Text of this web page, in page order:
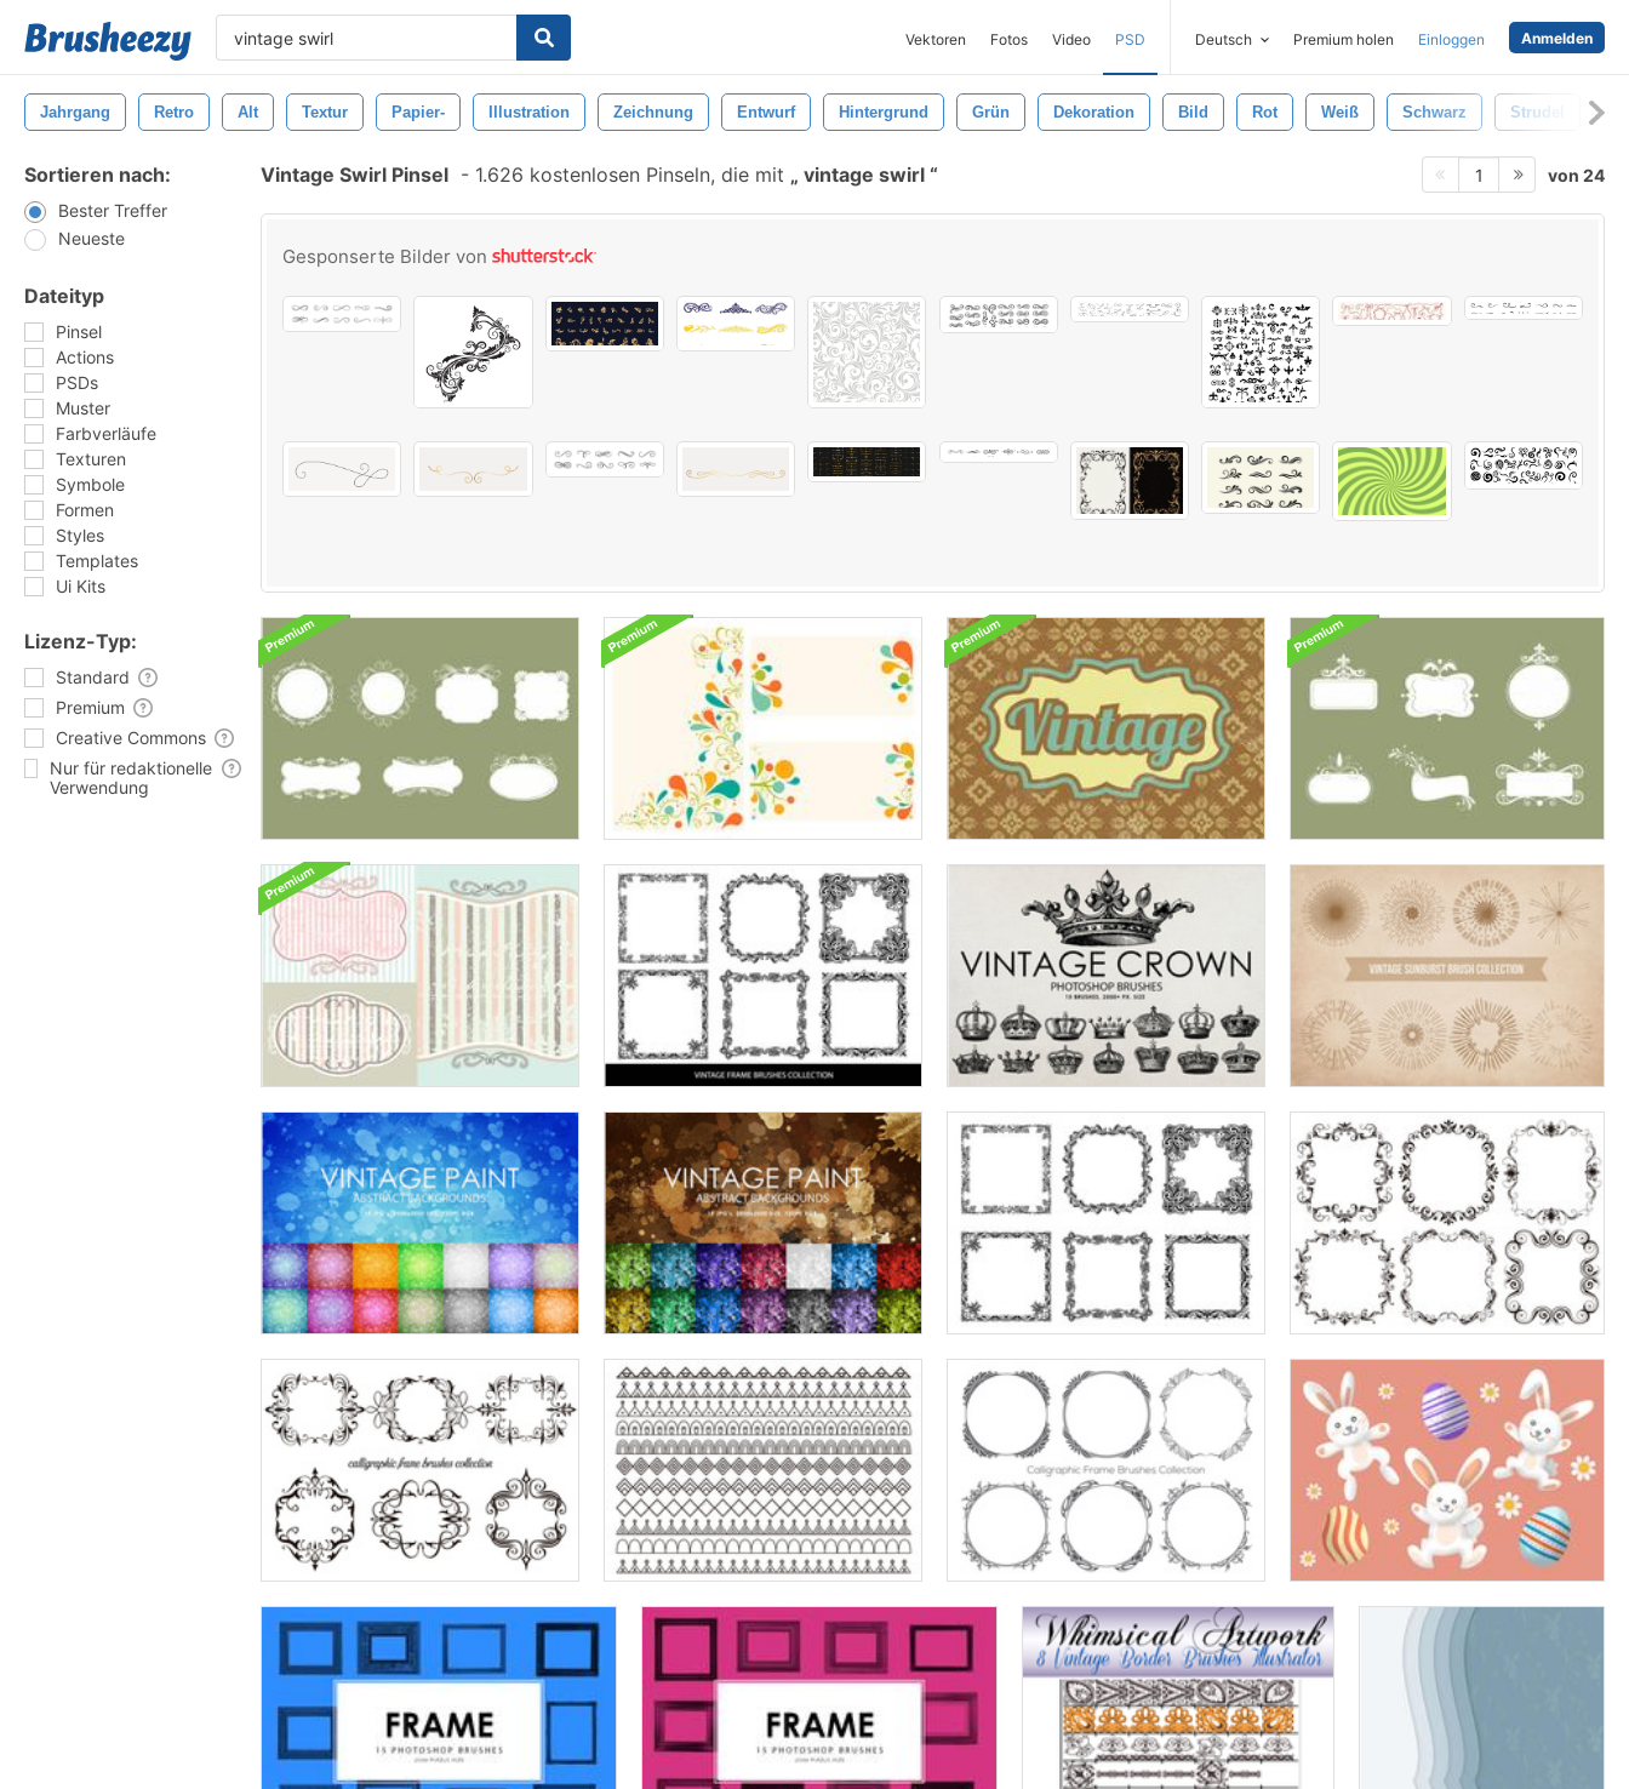
Vektoren Fotos Video PSD Deutsch Premium holen Einloggen Anmelden
Jahrgang Retro Alt Textur Papier- Illustration Zeichnung Entwurf Hintergrund Grün Dekoration Bild Rot Weiß Schwarz Strudel
Sortieren nach:
Bester Treffer
Neueste
Dateityp
Pinsel
Actions
PSDs
Muster
Farbverläufe
Texturen
Symbole
Formen
Styles
Templates
Ui Kits
Lizenz-Typ:
Standard
Premium
Creative Commons
Nur für redaktionelle
Verwendung
Vintage Swirl Pinsel - 1.626 kostenlosen Pinseln, die mit vintage swirl 1 von 24
Gesponserte Bilder von